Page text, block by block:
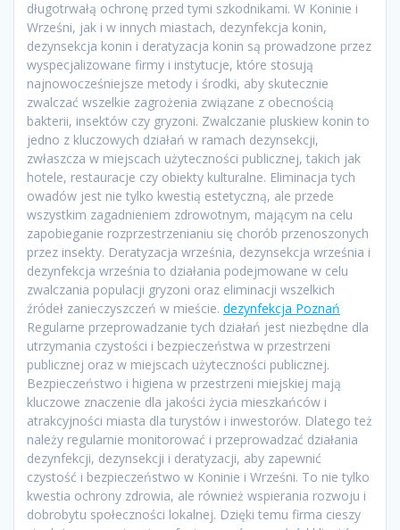
długotrwałą ochronę przed tymi szkodnikami. W Koninie i
Wrześni, jak i w innych miastach, dezynfekcja konin,
dezynsekcja konin i deratyzacja konin są prowadzone przez
wyspecjalizowane firmy i instytucje, które stosują
najnowocześniejsze metody i środki, aby skutecznie
zwalczać wszelkie zagrożenia związane z obecnością
bakterii, insektów czy gryzoni. Zwalczanie pluskiew konin to
jedno z kluczowych działań w ramach dezynsekcji,
zwłaszcza w miejscach użyteczności publicznej, takich jak
hotele, restauracje czy obiekty kulturalne. Eliminacja tych
owadów jest nie tylko kwestią estetyczną, ale przede
wszystkim zagadnieniem zdrowotnym, mającym na celu
zapobieganie rozprzestrzenianiu się chorób przenoszonych
przez insekty. Deratyzacja września, dezynsekcja września i
dezynfekcja września to działania podejmowane w celu
zwalczania populacji gryzoni oraz eliminacji wszelkich
źródeł zanieczyszczeń w mieście. dezynfekcja Poznań
Regularne przeprowadzanie tych działań jest niezbędne dla
utrzymania czystości i bezpieczeństwa w przestrzeni
publicznej oraz w miejscach użyteczności publicznej.
Bezpieczeństwo i higiena w przestrzeni miejskiej mają
kluczowe znaczenie dla jakości życia mieszkańców i
atrakcyjności miasta dla turystów i inwestorów. Dlatego też
należy regularnie monitorować i przeprowadzać działania
dezynfekcji, dezynsekcji i deratyzacji, aby zapewnić
czystość i bezpieczeństwo w Koninie i Wrześni. To nie tylko
kwestia ochrony zdrowia, ale również wspierania rozwoju i
dobrobytu społeczności lokalnej. Dzięki temu firma cieszy